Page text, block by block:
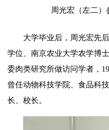
周光宏（左二）
大学毕业后，周光宏先
学位、南京农业大学农学博
委肉类研究所做访问学者，
曾任动物科技学院、食品科
长、校长。